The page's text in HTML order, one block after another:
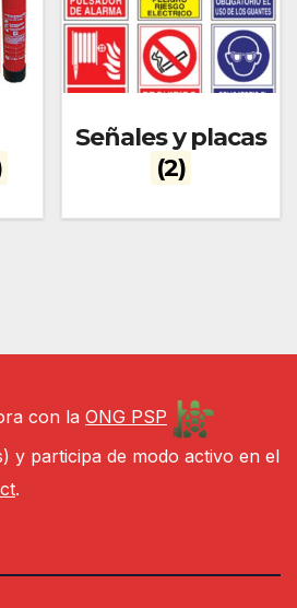
Señales y placas
(2)
con la ONG PSP
y participa de modo activo en el
.